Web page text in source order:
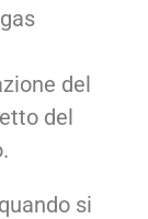
del
del
si